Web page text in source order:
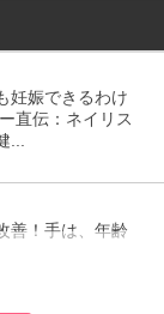
妊娠できるわけ
直伝：ネイリス
善！手は、年齢